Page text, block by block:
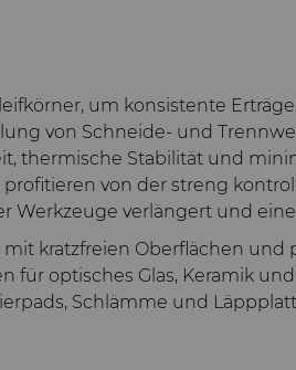
um konsistente
von Schneide- und
thermische Stabilität und
von der streng
Werkzeuge verlängert und
kratzfreien Oberflächen und
optisches Glas, Keramik
Schlämme und